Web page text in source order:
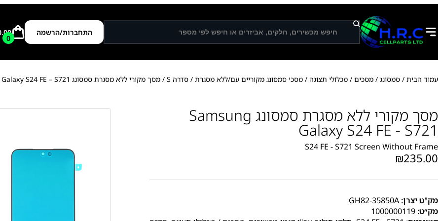
ח
י
פ
התחברות/הרשמה
0
עמוד הבית / סמסונג / מסכים / מכלולי תצוגה / מסכי סמסונג מקוריים עם/ללא מסגרת / סדרה S / מסך מקורי ללא מסגרת סמסונג Samsung Galaxy S24 FE – S721
מסך מקורי ללא מסגרת סמסונג Samsung
Galaxy S24 FE - S721
S24 FE - S721 Screen Without Frame
₪235.00
מק"ט יצרן: GH82-35850A
מק״ט: 1000000119